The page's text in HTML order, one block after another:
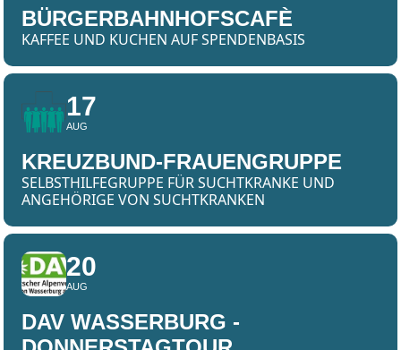
BÜRGERBAHNHOFSCAFÈ
KAFFEE UND KUCHEN AUF SPENDENBASIS
17
AUG
KREUZBUND-FRAUENGRUPPE
SELBSTHILFEGRUPPE FÜR SUCHTKRANKE UND
ANGEHÖRIGE VON SUCHTKRANKEN
20
AUG
DAV WASSERBURG -